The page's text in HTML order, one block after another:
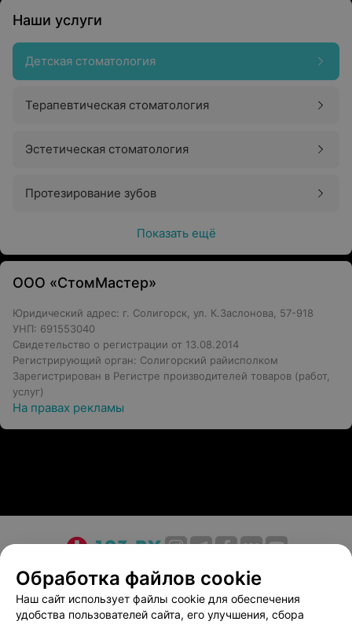
Наши услуги
Детская стоматология
Терапевтическая стоматология
Эстетическая стоматология
Протезирование зубов
Показать ещё
ООО «СтомМастер»
Юридический адрес: г. Солигорск, ул. К.Заслонова, 57-918
УНП: 691553040
Свидетельство о регистрации от 13.08.2014
Регистрирующий орган: Солигорский райисполком
Зарегистрирован в Регистре производителей товаров (работ,
услуг)
На правах рекламы
О проекте Новости проекта
Размещение рекламы
Медицинский маркетинг
Публичный договор
Пользовательское соглашение
Способы оплаты
Обработка файлов cookie
Наш сайт использует файлы cookie для обеспечения
удобства пользователей сайта, его улучшения, сбора